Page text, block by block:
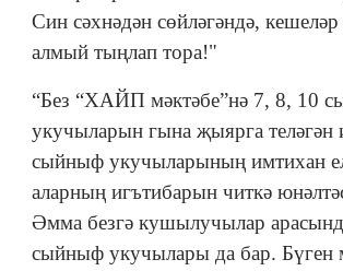
Син сәхнәдән сөйләгәндә,
алмый тыңлап тора!"
“Без “ХАЙП мәктәбе”нә 7, 8, 10
укучыларын гына җыярга теләгән
сыйныф укучыларының имтихан
аларның игътибарын читкә
Әмма безгә кушылучылар
сыйныф укучылары да бар. Бүген